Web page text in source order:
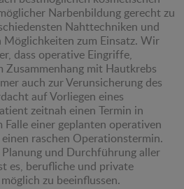
Narbenbildung gerecht zu
Nahttechniken und
zum Einsatz. Wir
dass operative Eingriffe,
Zusammenhang mit Hautkrebs
auch zur Verunsicherung des
auf Vorliegen eines
zeitnah einen Termin in
Falle einer geplanten operativen
raschen Operationstermin.
und Durchführung aller
es, berufliche und private
zu beeinflussen.